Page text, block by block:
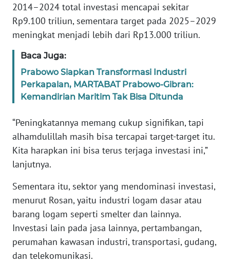
2014–2024 total investasi mencapai sekitar
Rp9.100 triliun, sementara target pada 2025–2029
meningkat menjadi lebih dari Rp13.000 triliun.
Baca Juga:
Prabowo Siapkan Transformasi Industri
Perkapalan, MARTABAT Prabowo-Gibran:
Kemandirian Maritim Tak Bisa Ditunda
“Peningkatannya memang cukup signifikan, tapi
alhamdulillah masih bisa tercapai target-target itu.
Kita harapkan ini bisa terus terjaga investasi ini,”
lanjutnya.
Sementara itu, sektor yang mendominasi investasi,
menurut Rosan, yaitu industri logam dasar atau
barang logam seperti smelter dan lainnya.
Investasi lain pada jasa lainnya, pertambangan,
perumahan kawasan industri, transportasi, gudang,
dan telekomunikasi.
WN
PAPUA
BARAT
WN
RIAU
SERAMBI
WN
JAMBI
WN
NTB
WN